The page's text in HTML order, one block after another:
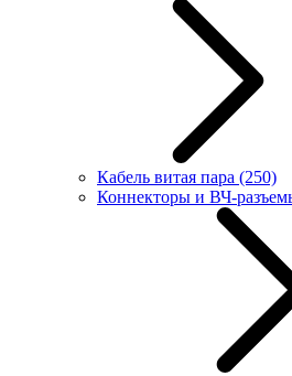
Кабель витая пара (250)
Коннекторы и ВЧ-